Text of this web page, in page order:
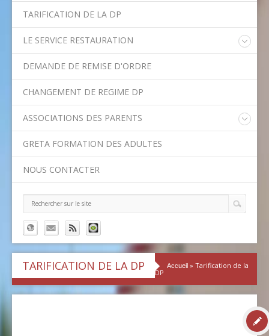
Conseil Départemental du Val-de-Marne
Aides financières de l'Etat
Ministère de l'Education Nationale
TARIFICATION DE LA DP
LE SERVICE RESTAURATION
DEMANDE DE REMISE D'ORDRE
CHANGEMENT DE REGIME DP
ASSOCIATIONS DES PARENTS
GRETA FORMATION DES ADULTES
NOUS CONTACTER
TARIFICATION DE LA DP Accueil » Tarification de la
DP